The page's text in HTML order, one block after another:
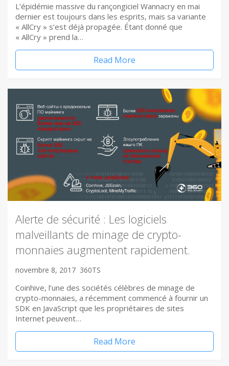
L’épidémie massive du rançongiciel Wannacry en mai
dernier est toujours dans les esprits, mais sa variante
« AllCry » s’est déjà propagée. Étant donné que
« AllCry » prend la…
Read More
Alerte de sécurité : Les logiciels
malveillants de minage de crypto-
monnaies augmentent rapidement.
novembre 8, 2017 360TS
Coinhive, l’une des sociétés célèbres de minage de
crypto-monnaies, a récemment commencé à fournir un
SDK en JavaScript que les propriétaires de sites
Internet peuvent…
Read More